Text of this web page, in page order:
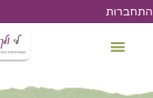
דילוג
לתוכן
התחברות